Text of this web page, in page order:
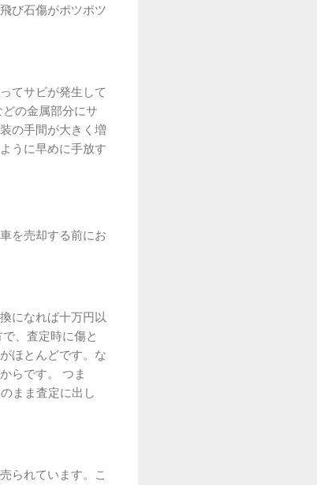
び石傷がポツポツ
てサビが発生して
の金属部分にサ
の手間が大きく増
うに早めに手放す
を売却する前にお
になれば十万円以
、査定時に傷と
ほとんどです。な
らです。 つま
まま査定に出し
られています。こ